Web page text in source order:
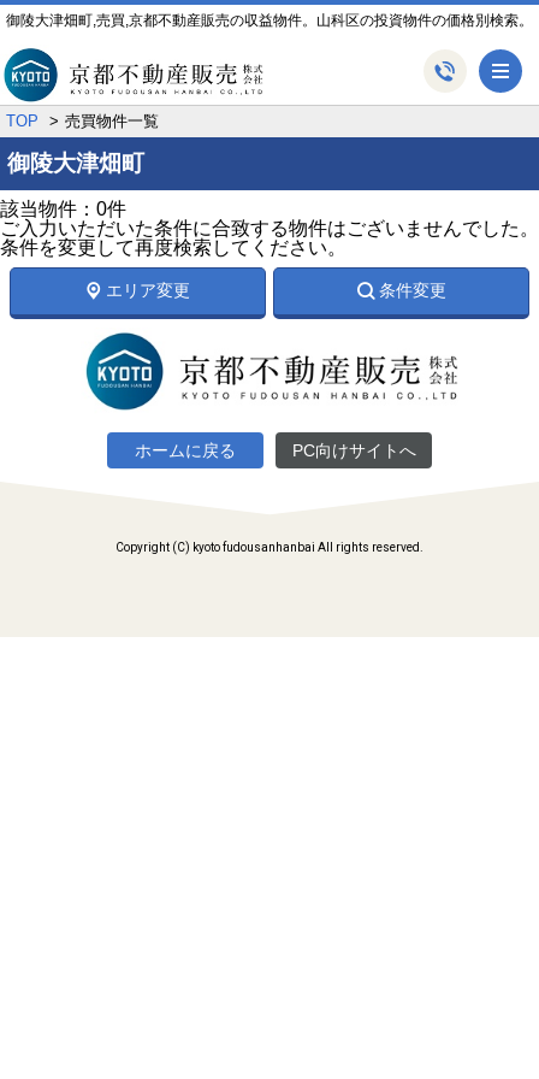
御陵大津畑町,売買,京都不動産販売の収益物件。山科区の投資物件の価格別検索。
TOP 売買物件一覧
御陵大津畑町
該当物件：0件
ご入力いただいた条件に合致する物件はございませんでした。
条件を変更して再度検索してください。
エリア変更 条件変更
ホームに戻る PC向けサイトへ
Copyright (C) kyoto fudousanhanbai All rights reserved.